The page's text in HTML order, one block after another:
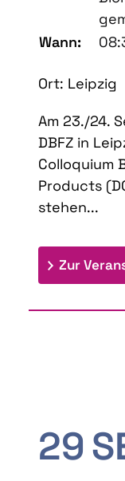
Wann:
Ort: Leipzig
Am 23./24.
DBFZ in
Colloquium
Products
stehen...
Zur
29